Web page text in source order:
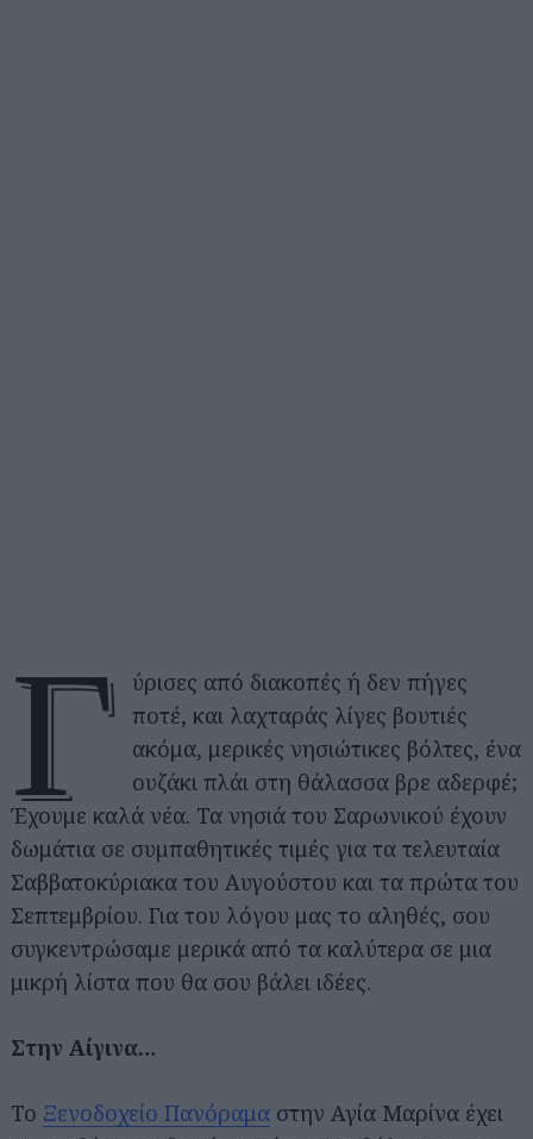
Γ
ύρισες από διακοπές ή δεν πήγες
ποτέ, και λαχταράς λίγες βουτιές
ακόμα, μερικές νησιώτικες βόλτες, ένα
ουζάκι πλάι στη θάλασσα βρε αδερφέ;
Έχουμε καλά νέα. Τα νησιά του Σαρωνικού έχουν
δωμάτια σε συμπαθητικές τιμές για τα τελευταία
Σαββατοκύριακα του Αυγούστου και τα πρώτα του
Σεπτεμβρίου. Για του λόγου μας το αληθές, σου
συγκεντρώσαμε μερικά από τα καλύτερα σε μια
μικρή λίστα που θα σου βάλει ιδέες.
Στην Αίγινα…
Το Ξενοδοχείο Πανόραμα στην Αγία Μαρίνα έχει